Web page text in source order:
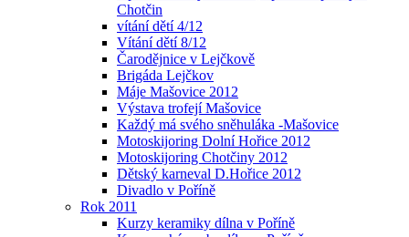
Chotčin
vítání dětí 4/12
Vítání dětí 8/12
Čarodějnice v Lejčkově
Brigáda Lejčkov
Máje Mašovice 2012
Výstava trofejí Mašovice
Každý má svého sněhuláka -Mašovice
Motoskijoring Dolní Hořice 2012
Motoskijoring Chotčiny 2012
Dětský karneval D.Hořice 2012
Divadlo v Poříně
Rok 2011
Kurzy keramiky dílna v Poříně